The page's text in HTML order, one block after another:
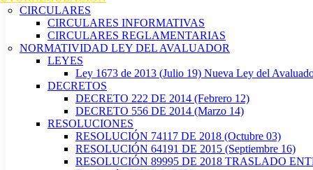
CIRCULARES
CIRCULARES INFORMATIVAS
CIRCULARES REGLAMENTARIAS
NORMATIVIDAD LEY DEL AVALUADOR
LEYES
Ley 1673 de 2013 (Julio 19) Nueva Ley del
DECRETOS
DECRETO 222 DE 2014 (Febrero 12)
DECRETO 556 DE 2014 (Marzo 14)
RESOLUCIONES
RESOLUCIÓN 74117 DE 2018 (Octubre 03)
RESOLUCIÓN 64191 DE 2015 (Septiembre 16)
RESOLUCIÓN 89995 DE 2018 TRASLADO